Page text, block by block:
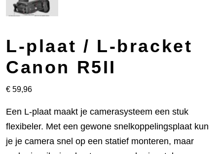
L-plaat / L-bracket
Canon R5II
€ 59,96
Een L-plaat maakt je camerasysteem een stuk
flexibeler. Met een gewone snelkoppelingsplaat kun
je je camera snel op een statief monteren, maar